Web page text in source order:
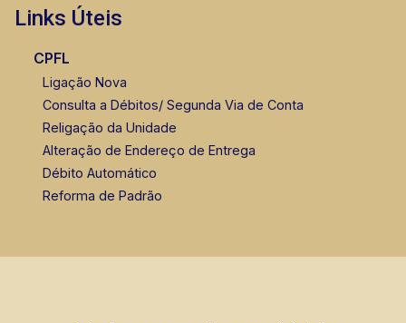
Links Úteis
CPFL
Ligação Nova
Consulta a Débitos/ Segunda Via de Conta
Religação da Unidade
Alteração de Endereço de Entrega
Débito Automático
Reforma de Padrão